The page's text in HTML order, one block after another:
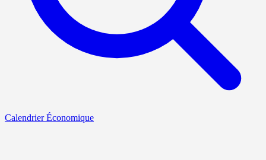
Calendrier Économique